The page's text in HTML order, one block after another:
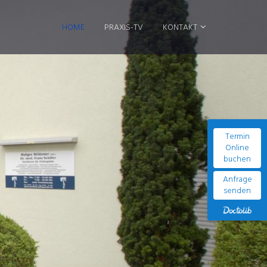
HOME PRAXIS-TV KONTAKT
Termin
Online
buchen
Anfrage
senden